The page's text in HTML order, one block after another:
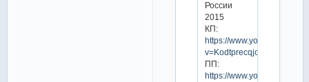
России
2015
КП:
https://www.youtube.com/
v=Kodtprecqjc
ПП:
https://www.youtube.com/